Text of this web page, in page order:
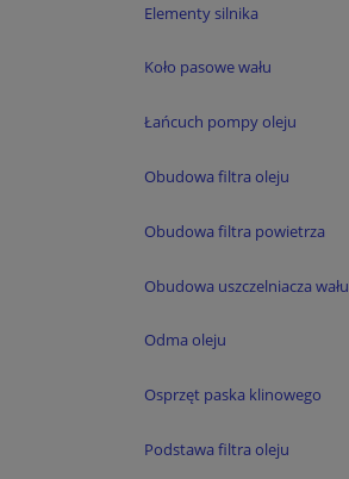
Elementy silnika
Koło pasowe wału
Łańcuch pompy oleju
Obudowa filtra oleju
Obudowa filtra powietrza
Obudowa uszczelniacza wału
Odma oleju
Osprzęt paska klinowego
Podstawa filtra oleju